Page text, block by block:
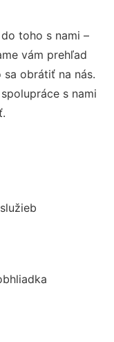
toho s nami –
vám prehľad
obrátiť na nás.
s nami